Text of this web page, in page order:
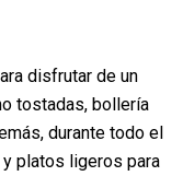
disfrutar de un
tostadas, bollería
durante todo el
platos ligeros para